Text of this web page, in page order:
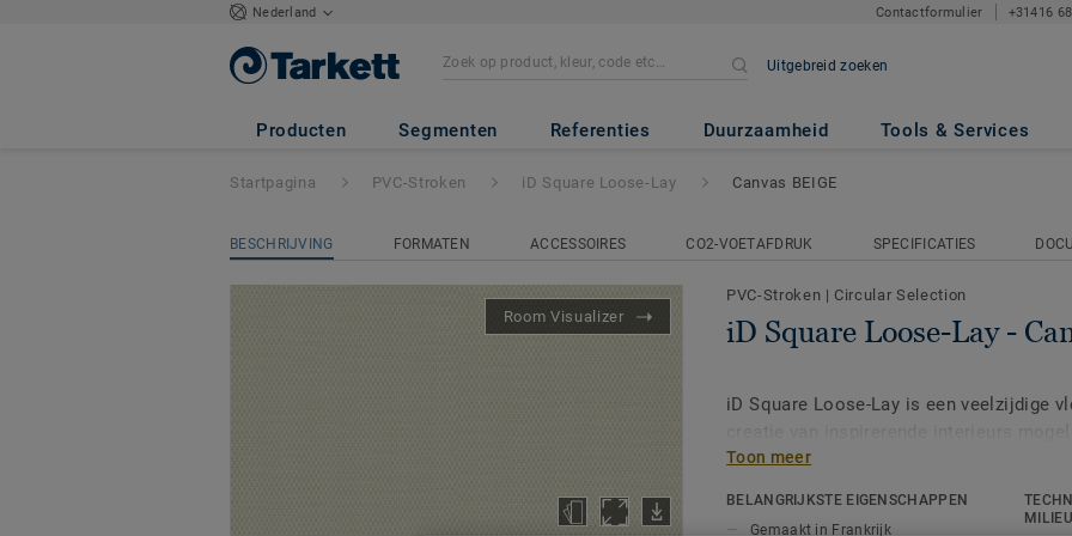
Nederland Contactformulier +31416
Uitgebreid zoeken
Producten Segmenten Referenties Duurzaamheid Tools & Services
iD Square Loose-Lay - Canvas BEIGE
Startpagina PVC-Stroken iD Square Loose-Lay Canvas BEIGE
BESCHRIJVING FORMATEN ACCESSOIRES CO2-VOETAFDRUK SPECIFICATIES
Room Visualizer
PVC-Stroken | Circular Selection
iD Square Loose-Lay -
iD Square Loose-Lay is een veelzijdige
rijkdom aan kleur, vorm en patroon. Alle
creatieve indelingsmogelijkheden - zijn
Toon meer
BELANGRIJKSTE EIGENSCHAPPEN
Gemaakt in Frankrijk